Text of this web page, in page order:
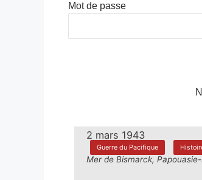
Mot de passe
2 mars 1943
Guerre du Pacifique
Mer de Bismarck,